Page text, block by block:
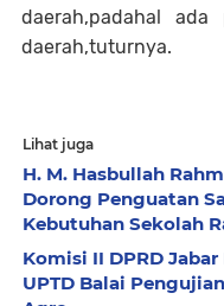
daerah,padahal ada
daerah,tuturnya.
Lihat juga
H. M. Hasbullah
Dorong Penguatan
Kebutuhan Sekolah
Komisi II DPRD
UPTD Balai